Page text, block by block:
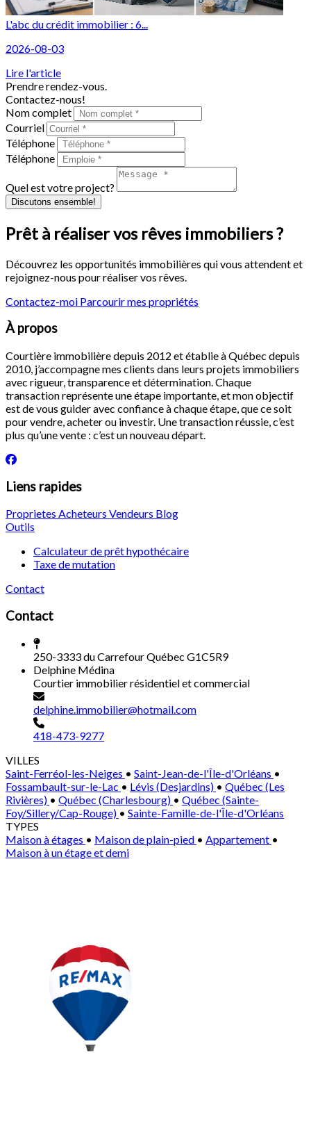
L'abc du crédit immobilier : 6...
2026-08-03
Lire l'article
Prendre rendez-vous.
Contactez-nous!
Nom complet
Courriel
Téléphone
Téléphone
Quel est votre project?
Discutons ensemble!
Prêt à réaliser vos rêves immobiliers ?
Découvrez les opportunités immobilières qui vous attendent et
rejoignez-nous pour réaliser vos rêves.
Contactez-moi Parcourir mes propriétés
À propos
Courtière immobilière depuis 2012 et établie à Québec depuis
2010, j’accompagne mes clients dans leurs projets immobiliers
avec rigueur, transparence et détermination. Chaque
transaction représente une étape importante, et mon objectif
est de vous guider avec confiance à chaque étape, que ce soit
pour vendre, acheter ou investir. Une transaction réussie, c’est
plus qu’une vente : c’est un nouveau départ.
Liens rapides
Proprietes Acheteurs Vendeurs Blog
Outils
Calculateur de prêt hypothécaire
Taxe de mutation
Contact
Contact
250-3333 du Carrefour Québec G1C5R9
Delphine Médina
Courtier immobilier résidentiel et commercial
delphine.immobilier@hotmail.com
418-473-9277
VILLES
Saint-Ferréol-les-Neiges • Saint-Jean-de-l'Île-d'Orléans •
Fossambault-sur-le-Lac • Lévis (Desjardins) • Québec (Les
Rivières) • Québec (Charlesbourg) • Québec (Sainte-
Foy/Sillery/Cap-Rouge) • Sainte-Famille-de-l'Île-d'Orléans
TYPES
Maison à étages • Maison de plain-pied • Appartement •
Maison à un étage et demi